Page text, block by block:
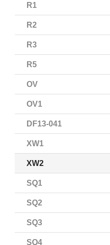
R1
R2
R3
R5
OV
OV1
DF13-041
XW1
XW2
SQ1
SQ2
SQ3
SQ4